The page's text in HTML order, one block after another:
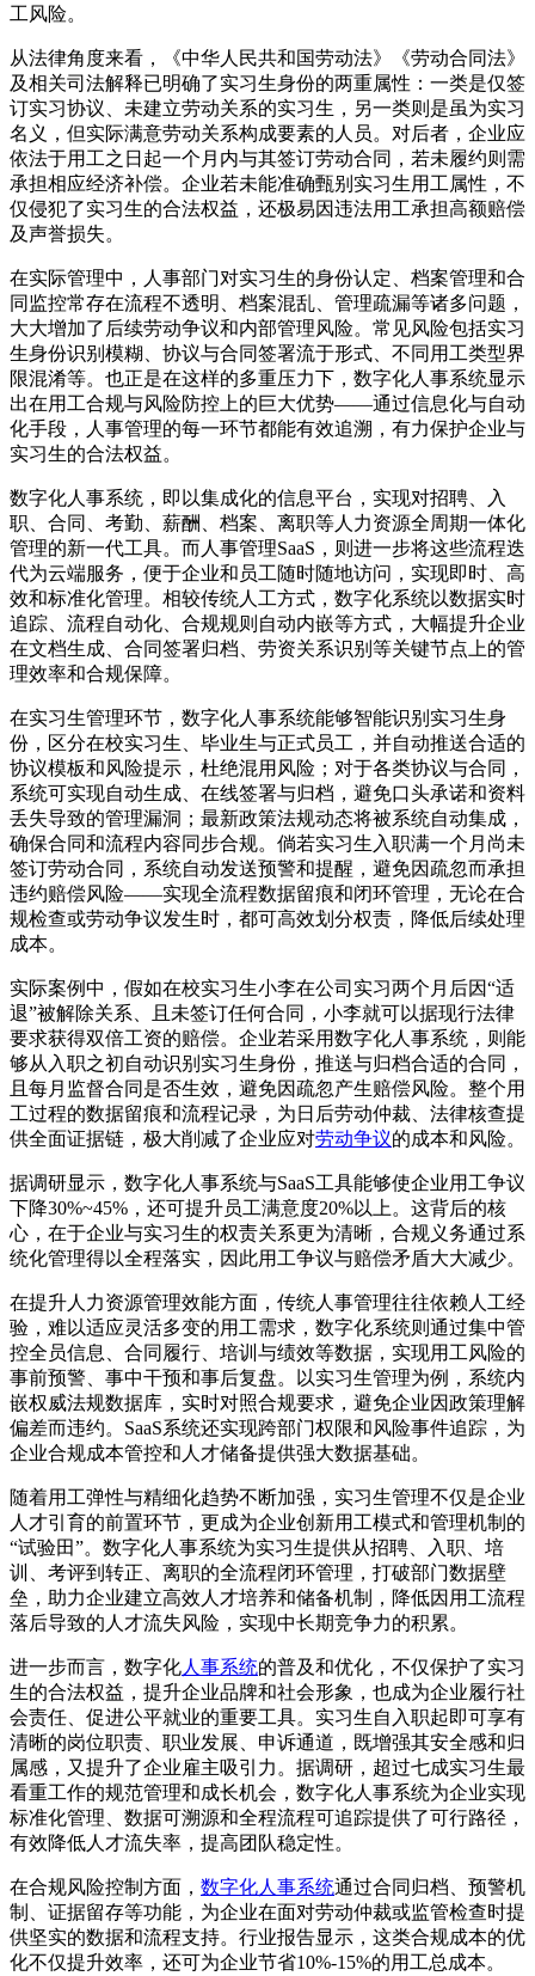
工风险。
从法律角度来看，《中华人民共和国劳动法》《劳动合同法》
及相关司法解释已明确了实习生身份的两重属性：一类是仅签
订实习协议、未建立劳动关系的实习生，另一类则是虽为实习
名义，但实际满意劳动关系构成要素的人员。对后者，企业应
依法于用工之日起一个月内与其签订劳动合同，若未履约则需
承担相应经济补偿。企业若未能准确甄别实习生用工属性，不
仅侵犯了实习生的合法权益，还极易因违法用工承担高额赔偿
及声誉损失。
在实际管理中，人事部门对实习生的身份认定、档案管理和合
同监控常存在流程不透明、档案混乱、管理疏漏等诸多问题，
大大增加了后续劳动争议和内部管理风险。常见风险包括实习
生身份识别模糊、协议与合同签署流于形式、不同用工类型界
限混淆等。也正是在这样的多重压力下，数字化人事系统显示
出在用工合规与风险防控上的巨大优势——通过信息化与自动
化手段，人事管理的每一环节都能有效追溯，有力保护企业与
实习生的合法权益。
数字化人事系统，即以集成化的信息平台，实现对招聘、入
职、合同、考勤、薪酬、档案、离职等人力资源全周期一体化
管理的新一代工具。而人事管理SaaS，则进一步将这些流程迭
代为云端服务，便于企业和员工随时随地访问，实现即时、高
效和标准化管理。相较传统人工方式，数字化系统以数据实时
追踪、流程自动化、合规规则自动内嵌等方式，大幅提升企业
在文档生成、合同签署归档、劳资关系识别等关键节点上的管
理效率和合规保障。
在实习生管理环节，数字化人事系统能够智能识别实习生身
份，区分在校实习生、毕业生与正式员工，并自动推送合适的
协议模板和风险提示，杜绝混用风险；对于各类协议与合同，
系统可实现自动生成、在线签署与归档，避免口头承诺和资料
丢失导致的管理漏洞；最新政策法规动态将被系统自动集成，
确保合同和流程内容同步合规。倘若实习生入职满一个月尚未
签订劳动合同，系统自动发送预警和提醒，避免因疏忽而承担
违约赔偿风险——实现全流程数据留痕和闭环管理，无论在合
规检查或劳动争议发生时，都可高效划分权责，降低后续处理
成本。
实际案例中，假如在校实习生小李在公司实习两个月后因“适
退”被解除关系、且未签订任何合同，小李就可以据现行法律
要求获得双倍工资的赔偿。企业若采用数字化人事系统，则能
够从入职之初自动识别实习生身份，推送与归档合适的合同，
且每月监督合同是否生效，避免因疏忽产生赔偿风险。整个用
工过程的数据留痕和流程记录，为日后劳动仲裁、法律核查提
供全面证据链，极大削减了企业应对劳动争议的成本和风险。
据调研显示，数字化人事系统与SaaS工具能够使企业用工争议
下降30%~45%，还可提升员工满意度20%以上。这背后的核
心，在于企业与实习生的权责关系更为清晰，合规义务通过系
统化管理得以全程落实，因此用工争议与赔偿矛盾大大减少。
在提升人力资源管理效能方面，传统人事管理往往依赖人工经
验，难以适应灵活多变的用工需求，数字化系统则通过集中管
控全员信息、合同履行、培训与绩效等数据，实现用工风险的
事前预警、事中干预和事后复盘。以实习生管理为例，系统内
嵌权威法规数据库，实时对照合规要求，避免企业因政策理解
偏差而违约。SaaS系统还实现跨部门权限和风险事件追踪，为
企业合规成本管控和人才储备提供强大数据基础。
随着用工弹性与精细化趋势不断加强，实习生管理不仅是企业
人才引育的前置环节，更成为企业创新用工模式和管理机制的
“试验田”。数字化人事系统为实习生提供从招聘、入职、培
训、考评到转正、离职的全流程闭环管理，打破部门数据壁
垒，助力企业建立高效人才培养和储备机制，降低因用工流程
落后导致的人才流失风险，实现中长期竞争力的积累。
进一步而言，数字化人事系统的普及和优化，不仅保护了实习
生的合法权益，提升企业品牌和社会形象，也成为企业履行社
会责任、促进公平就业的重要工具。实习生自入职起即可享有
清晰的岗位职责、职业发展、申诉通道，既增强其安全感和归
属感，又提升了企业雇主吸引力。据调研，超过七成实习生最
看重工作的规范管理和成长机会，数字化人事系统为企业实现
标准化管理、数据可溯源和全程流程可追踪提供了可行路径，
有效降低人才流失率，提高团队稳定性。
在合规风险控制方面， 数字化人事系统通过合同归档、预警机
制、证据留存等功能，为企业在面对劳动仲裁或监管检查时提
供坚实的数据和流程支持。行业报告显示，这类合规成本的优
化不仅提升效率，还可为企业节省10%-15%的用工总成本。